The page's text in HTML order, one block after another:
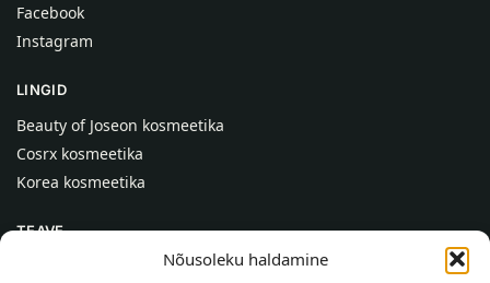
Nõusoleku haldamine
Facebook
Instagram
LINGID
Beauty of Joseon kosmeetika
Cosrx kosmeetika
Korea kosmeetika
TEAVE